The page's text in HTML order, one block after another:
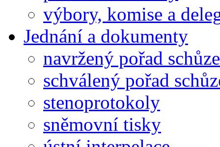
výbory, komise a
Jednání a dokumenty
navržený pořad schůze
schválený pořad
stenoprotokoly
sněmovní tisky